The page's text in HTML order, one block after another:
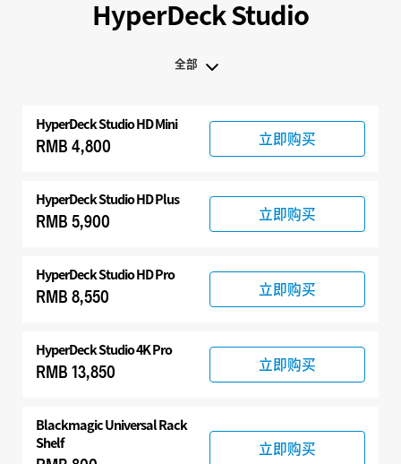
HyperDeck Studio
全部
HyperDeck Studio HD Mini
RMB 4,800 立即购买
HyperDeck Studio HD Plus
RMB 5,900 立即购买
HyperDeck Studio HD Pro
RMB 8,550 立即购买
HyperDeck Studio 4K Pro
RMB 13,850 立即购买
Blackmagic Universal Rack
Shelf
立即购买